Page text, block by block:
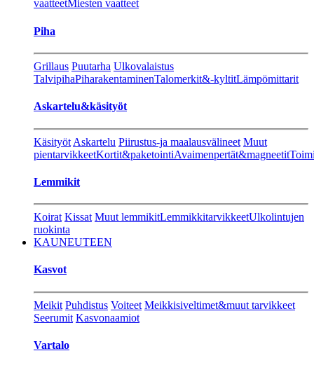
vaatteetMiesten vaatteet
Piha
Grillaus Puutarha Ulkovalaistus
TalvipihaPiharakentaminenTalomerkit&-kyltitLämpömittarit
Askartelu&käsityöt
Käsityöt Askartelu Piirustus-ja maalausvälineet Muut
pientarvikkeetKortit&paketointiAvaimenpertät&magneetit
Lemmikit
Koirat Kissat Muut lemmikitLemmikkitarvikkeetUlkolintujen
ruokinta
KAUNEUTEEN
Kasvot
Meikit Puhdistus Voiteet Meikkisiveltimet&muut tarvikkeet
Seerumit Kasvonaamiot
Vartalo